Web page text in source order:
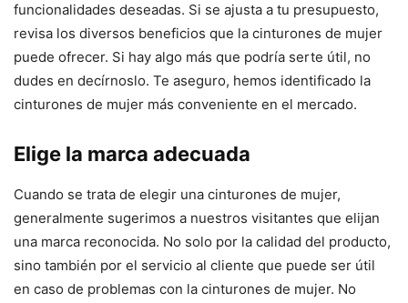
funcionalidades deseadas. Si se ajusta a tu presupuesto,
revisa los diversos beneficios que la cinturones de mujer
puede ofrecer. Si hay algo más que podría serte útil, no
dudes en decírnoslo. Te aseguro, hemos identificado la
cinturones de mujer más conveniente en el mercado.
Elige la marca adecuada
Cuando se trata de elegir una cinturones de mujer,
generalmente sugerimos a nuestros visitantes que elijan
una marca reconocida. No solo por la calidad del producto,
sino también por el servicio al cliente que puede ser útil
en caso de problemas con la cinturones de mujer. No